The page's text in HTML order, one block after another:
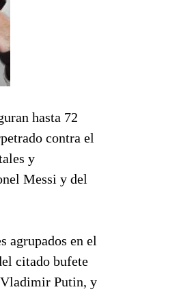
hasta 72
contra el
y
Messi y del
agrupados en el
citado bufete
Vladimir Putin, y